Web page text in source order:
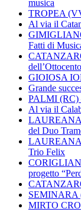
musica
TROPEA
Al via il
Fatti di
GIOIOSA
Grande
PALMI (RC)
Al via il
LAUREANA
del Duo
LAUREANA
Trio Felix
progetto
SEMINARA
MIRTO